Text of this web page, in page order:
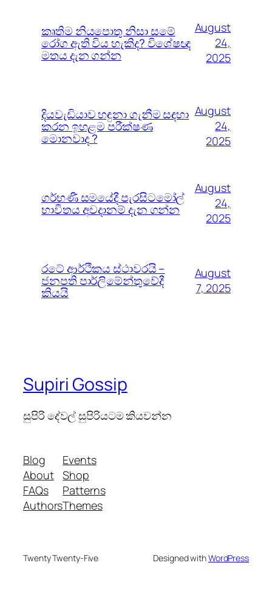
කෘතිම නියපොතු නිසා සමේ
රෝග ඇති විය හැකිද? විශේෂඥ
මතය දැන ගන්න
August
24,
2025
දියවැඩියාව හඳුනා ගැනීම සඳහා
කරන ඉහළම පරීක්ෂණ
මොනවාද ?
August
24,
2025
ගර්භණී සමයේදී පැරසිටමෝල්
භාවිතය අවදානම් දැන ගන්න
August
24,
2025
රටේ ආර්ථිකය ස්ථාවරයි –
ජනපති පාර්ලිමේන්තුවේදී
කියයි
August
7, 2025
Supiri Gossip
සුපිරි දේවල් සුපිරියටම කියවන්න
Blog
About
FAQs
Authors
Events
Shop
Patterns
Themes
Twenty Twenty-Five Designed withWordPress